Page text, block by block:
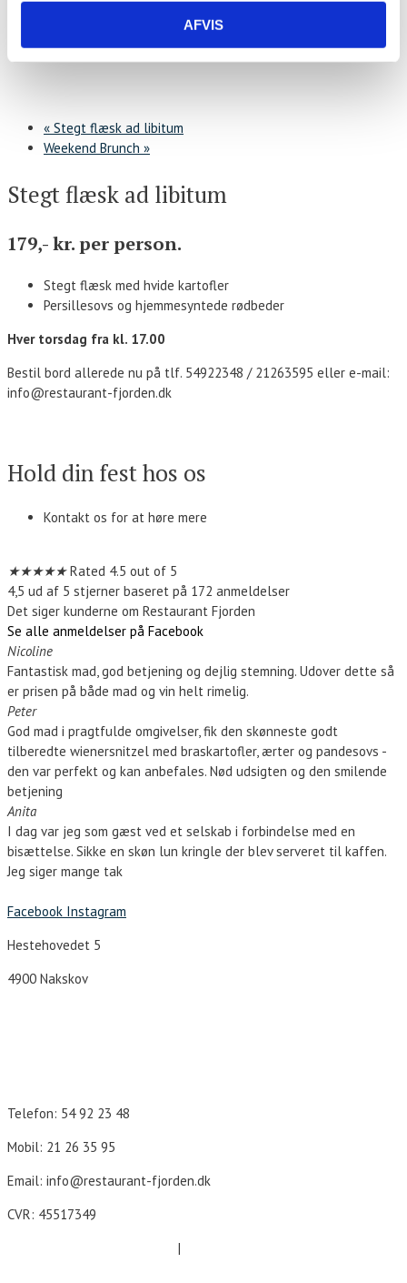
AFVIS
« Stegt flæsk ad libitum
Weekend Brunch »
Stegt flæsk ad libitum
179,- kr. per person.
Stegt flæsk med hvide kartofler
Persillesovs og hjemmesyntede rødbeder
Hver torsdag fra kl. 17.00
Bestil bord allerede nu på tlf. 54922348 / 21263595 eller e-mail:
info@restaurant-fjorden.dk
Hold din fest hos os
Kontakt os for at høre mere
★★★★★ Rated 4.5 out of 5
4,5 ud af 5 stjerner baseret på 172 anmeldelser
Det siger kunderne om Restaurant Fjorden
Se alle anmeldelser på Facebook
Nicoline
Fantastisk mad, god betjening og dejlig stemning. Udover dette så
er prisen på både mad og vin helt rimelig.
Peter
God mad i pragtfulde omgivelser, fik den skønneste godt
tilberedte wienersnitzel med braskartofler, ærter og pandesovs -
den var perfekt og kan anbefales. Nød udsigten og den smilende
betjening
Anita
I dag var jeg som gæst ved et selskab i forbindelse med en
bisættelse. Sikke en skøn lun kringle der blev serveret til kaffen.
Jeg siger mange tak
Facebook Instagram
Hestehovedet 5
4900 Nakskov
Telefon: 54 92 23 48
Mobil: 21 26 35 95
Email: info@restaurant-fjorden.dk
CVR: 45517349
|